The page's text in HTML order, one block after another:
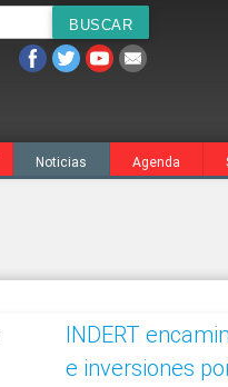
Noticias Agenda
Transparencia
INDERT
e inversiones